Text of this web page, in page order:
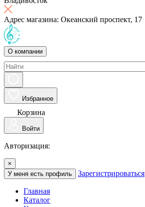
Адрес магазина: Океанский проспект, 17
О компании
Избранное
Корзина
Войти
Авторизация:
×
У меня есть профиль
Зарегистрироваться
Главная
Каталог